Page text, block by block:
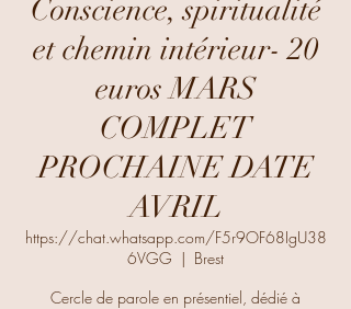
Conscience, spiritualité
et chemin intérieur- 20
euros MARS
COMPLET
PROCHAINE DATE
AVRIL
https://chat.whatsapp.com/F5r9OF68IgU38
6VGG
  |
Brest
Cercle de parole en présentiel, dédié à